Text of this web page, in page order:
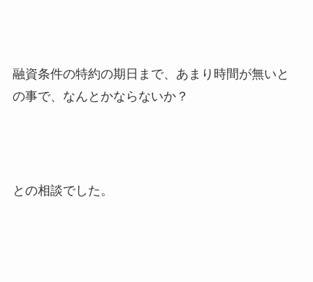
融資条件の特約の期日まで、あまり時間が無いと
の事で、なんとかならないか？
との相談でした。